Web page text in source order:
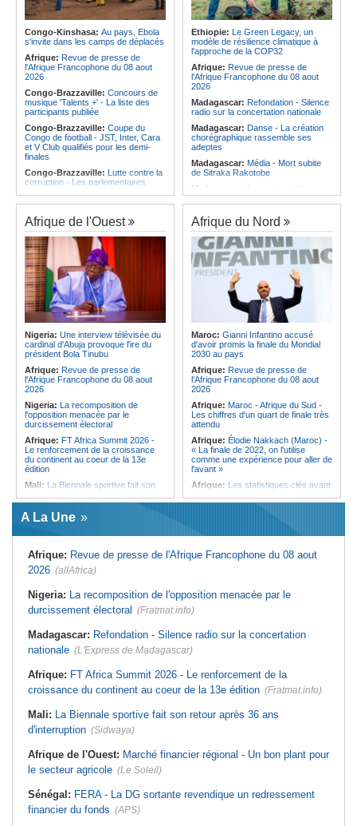
Afrique:Les statistiques clés avant
le quart de finale entre la Côte
d'Ivoire et l'Algérie
Afrique:Le Maroc et l'Afrique du
Sud se retrouvent quatre ans après
la finale
Afrique:
Côte d'Ivoire - Algérie, un
Angola:Le pays totalise six
médailles au Championnat du
monde de ju-jitsu
Angola:Le pays a achevé 89 % du
déminage des 911 zones minées
Congo-Kinshasa: Au pays, Ebola
s'invite dans les camps de déplacés
Afrique: Revue de presse de
l'Afrique Francophone du 08 aout
2026
Congo-Brazzaville: Concours de
musique 'Talents +' - La liste des
participants publiée
Congo-Brazzaville: Coupe du
Congo de football - JST, Inter, Cara
et V Club qualifiés pour les demi-
finales
Congo-Brazzaville: Lutte contre la
corruption - Les parlementaires
Congo-Brazzaville:Santé publique
- Ollombo réceptionne son hôpital de
référence
Congo-Brazzaville:
Lutte contre
les épidémies - Les employés de la
maison de retraite Kambissi en
formation
Congo-Brazzaville:Distinction -
Darrel Ornelle Elion Assiana promue
maître-assistant Cames
Afrique:Naomi Eto (Cameroun) - «
Face au Nigeria, nous donnerons
tout sur le terrain. »
Cameroun:Ngoh Ngoh, l'homme
qui signe à la place de Biya
Ethiopie: Le Green Legacy, un
modèle de résilience climatique à
l'approche de la COP32
Afrique: Revue de presse de
l'Afrique Francophone du 08 aout
2026
Madagascar: Refondation - Silence
radio sur la concertation nationale
Madagascar: Danse - La création
chorégraphique rassemble ses
adeptes
Madagascar: Média - Mort subite
de Sitraka Rakotobe
Madagascar: Les reins solides
Madagascar:Vol à la tire - Un
en prison
Madagascar:Athlétisme - 100
mètres - Junior Tsiravay et Zo
Rakotonary co-champions
Madagascar:
Rakotondramiara, Président du
Rouge - « Aucun retour
d'investissement pour les petits
Agroalimentaire - Les
boissons locales conquièrent le
marché
Afrique de l'Ouest
Nigeria: Une interview télévisée du
cardinal d'Abuja provoque l'ire du
président Bola Tinubu
Afrique: Revue de presse de
l'Afrique Francophone du 08 aout
2026
Nigeria: La recomposition de
l'opposition menacée par le
durcissement électoral
Afrique: FT Africa Summit 2026 -
Le renforcement de la croissance
du continent au coeur de la 13e
édition
Mali: La Biennale sportive fait son
Afrique de l'Ouest:
financier régional - Un bon plant
revendique un redressement
financier du fonds
nature - Le procureur du TGI de
Pikine-Guédiawaye interjette appel
de l'ordonnance de non-lieu partiel et
Sénégal:FERA - Priorité à
l'économie de la préservation,
Cheikh Dieng décline sa vision
Sénégal:
Cheikh Dieng définit ses
axes prioritaires pour restructurer le
Fonds d'entretien routier autonome
Afrique du Nord
Maroc: Gianni Infantino accusé
d'avoir promis la finale du Mondial
2030 au pays
Afrique: Revue de presse de
l'Afrique Francophone du 08 aout
2026
Afrique: Maroc - Afrique du Sud -
Les chiffres d'un quart de finale très
attendu
Afrique: Élodie Nakkach (Maroc) -
« La finale de 2022, on l'utilise
comme une expérience pour aller de
l'avant »
Afrique: Les statistiques clés avant
d'Ivoire et l'Algérie
la finale
Afrique:Côte d'Ivoire - Algérie, un
Sénégal bat la Tunisie et prend le
quart
Tunisie:
interconnecté « One Health »
Tunisie:
les startups à l'international
A La Une
Afrique: Revue de presse de l'Afrique Francophone du 08 aout
2026 (allAfrica)
Nigeria: La recomposition de l'opposition menacée par le
durcissement électoral (Fratmat.info)
Madagascar: Refondation - Silence radio sur la concertation
nationale (L'Express de Madagascar)
Afrique: FT Africa Summit 2026 - Le renforcement de la
croissance du continent au coeur de la 13e édition (Fratmat.info)
Mali: La Biennale sportive fait son retour après 36 ans
d'interruption (Sidwaya)
Afrique de l'Ouest: Marché financier régional - Un bon plant pour
le secteur agricole (Le Soleil)
Sénégal: FERA - La DG sortante revendique un redressement
financier du fonds (APS)